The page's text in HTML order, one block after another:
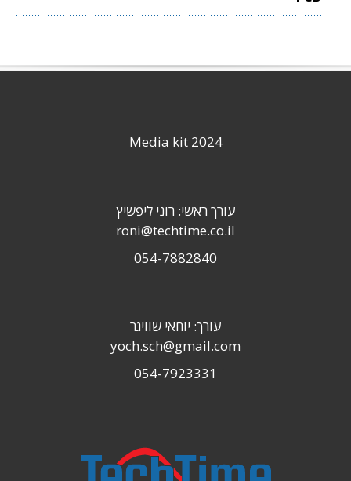
Media kit 2024
עורך ראשי: רוני ליפשיץ
roni@techtime.co.il
054-7882840
עורך: יוחאי שוויגר
yoch.sch@gmail.com
054-7923331